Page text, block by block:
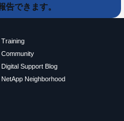
できます。
Training
Community
Digital Support Blog
NetApp Neighborhood